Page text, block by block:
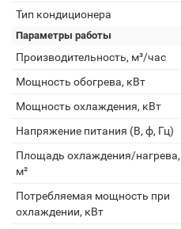
Тип кондиционера
Параметры работы
Производительность, м³/час
Мощность обогрева, кВт
Мощность охлаждения, кВт
Напряжение питания (В, ф, Гц)
Площадь охлаждения/нагрева,
м²
Потребляемая мощность при
охлаждении, кВт